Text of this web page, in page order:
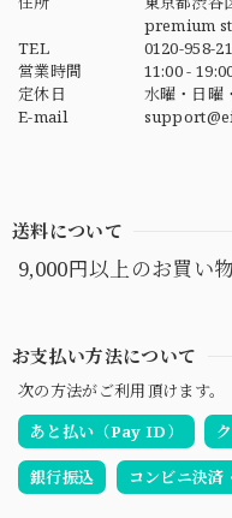
premium
TEL
0120-958-
営業時間
11:00 -
定休日
水曜・日曜
E-mail
送料について
9,000円以上のお買い
お支払い方法について
次の方法がご利用頂けます。
あと払い（Pay ID）
銀行振込 コンビニ決